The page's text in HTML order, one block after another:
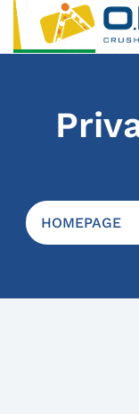
HOMEPAGE